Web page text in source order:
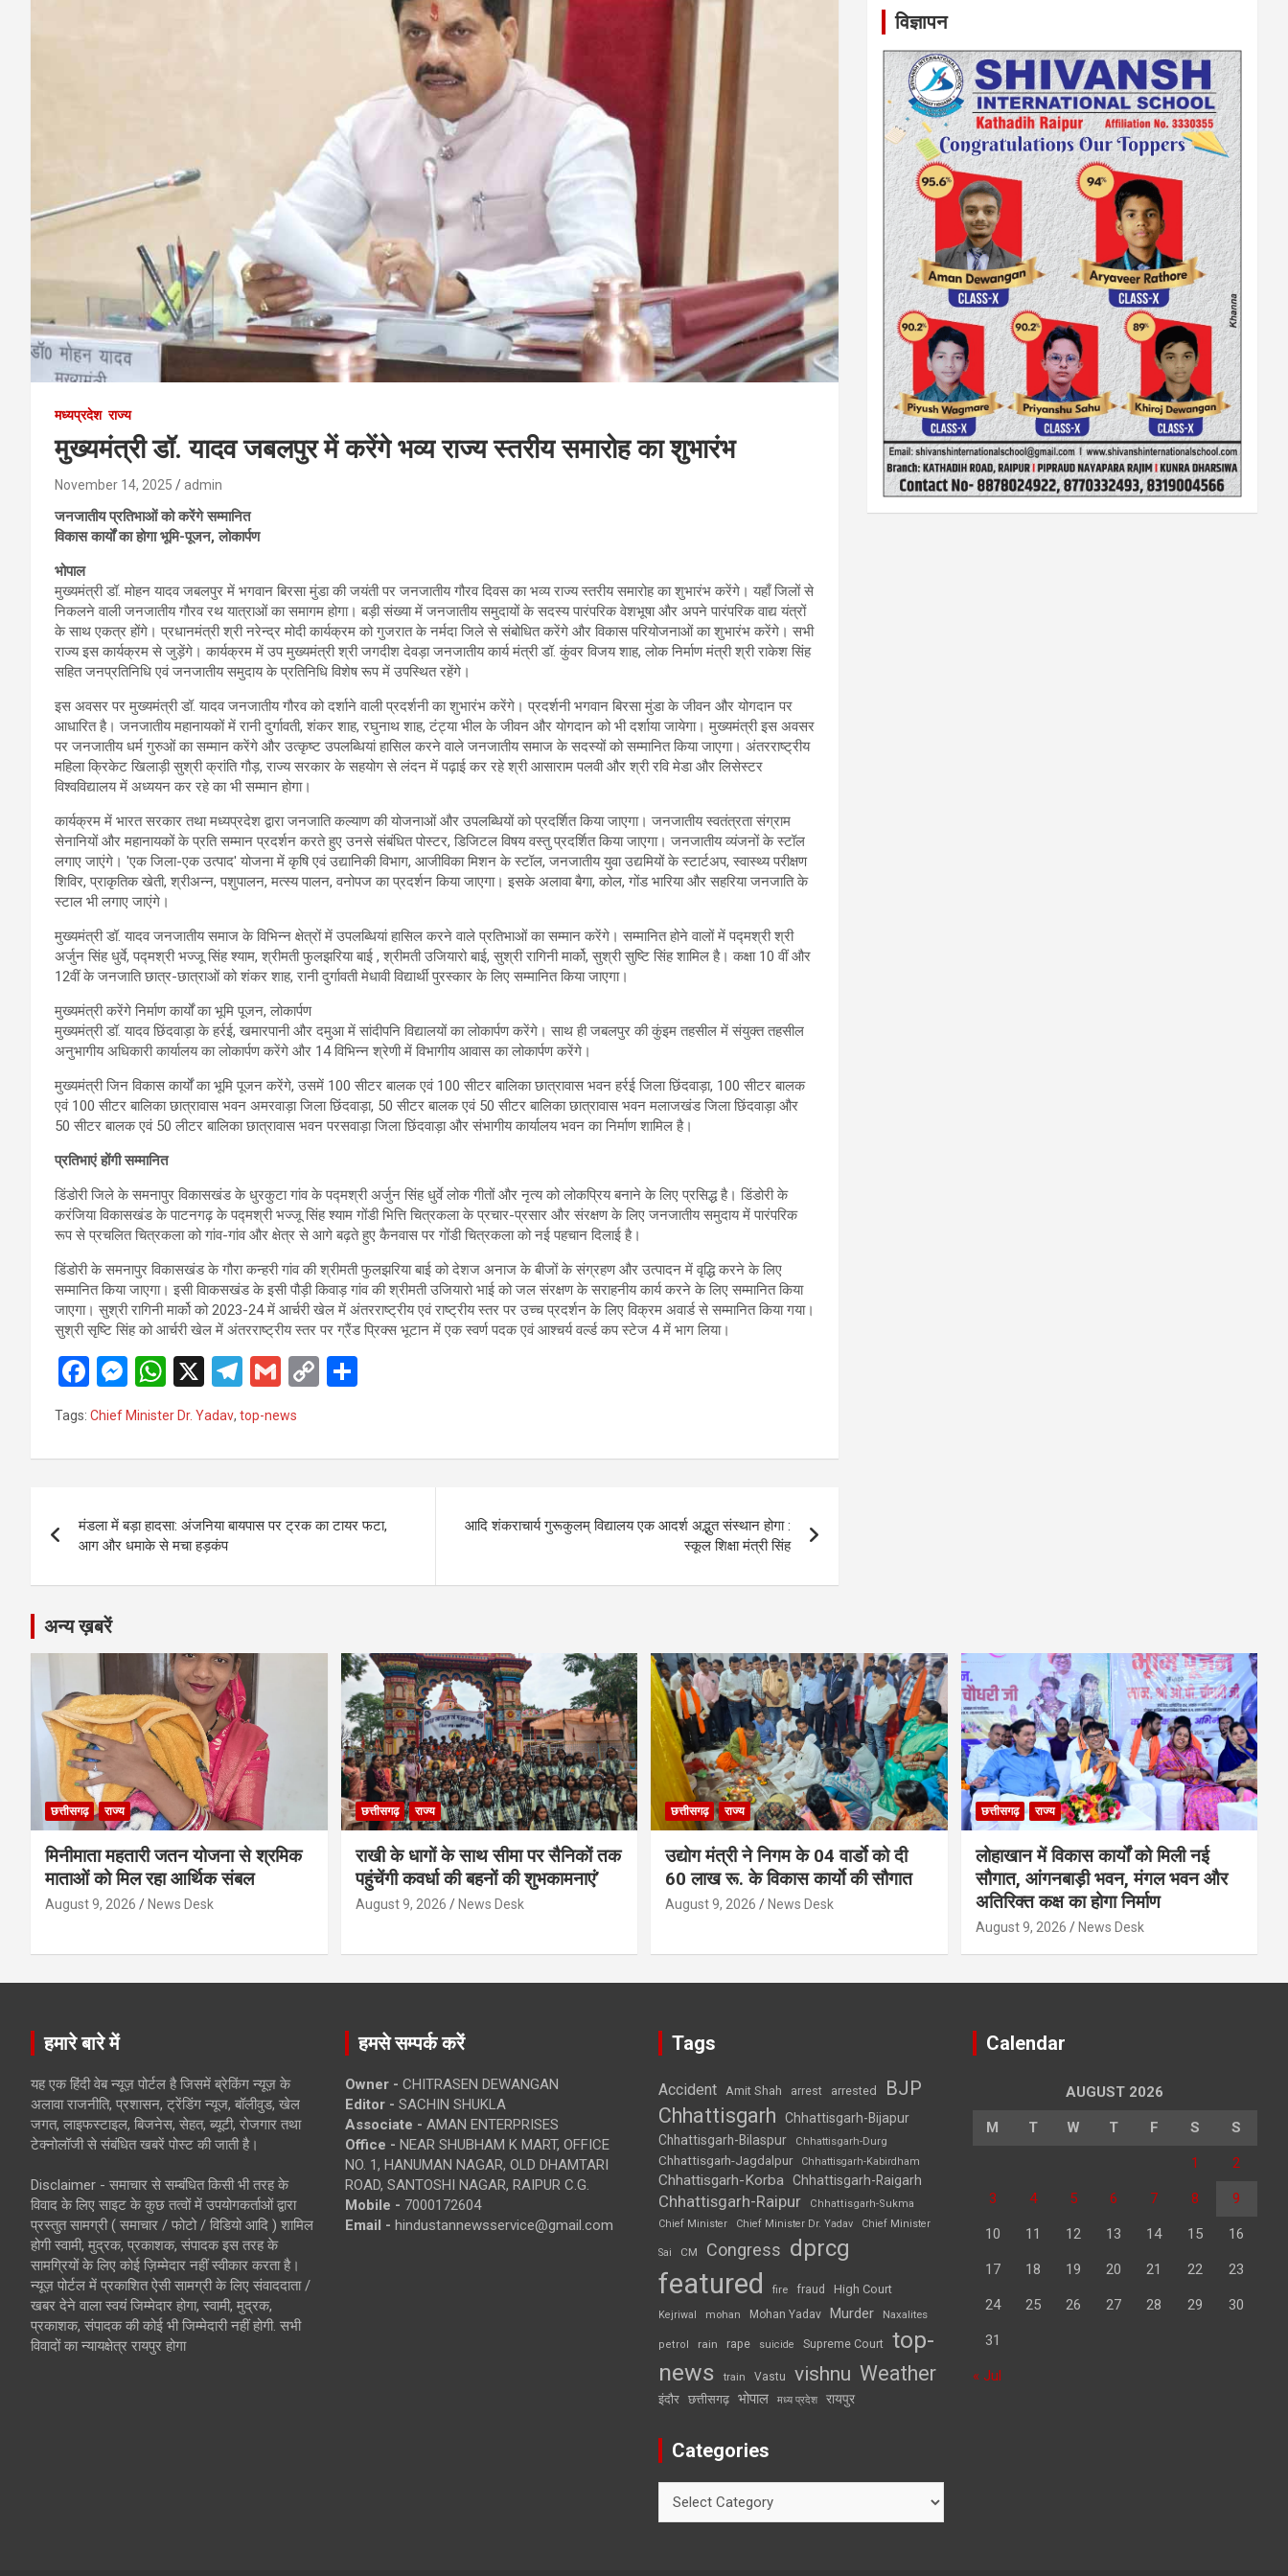
मध्यप्रदेश राज्य
मुख्यमंत्री डॉ. यादव जबलपुर में करेंगे भव्य राज्य स्तरीय समारोह का शुभारंभ
November 14, 2025 admin
जनजातीय प्रतिभाओं को करेंगे सम्मानित
विकास कार्यों का होगा भूमि-पूजन, लोकार्पण
भोपाल
मुख्यमंत्री डॉ. मोहन यादव जबलपुर में भगवान बिरसा मुंडा की जयंती पर जनजातीय गौरव दिवस का भव्य राज्य स्तरीय समारोह का शुभारंभ करेंगे। यहाँ जिलों से
निकलने वाली जनजातीय गौरव रथ यात्राओं का समागम होगा। बड़ी संख्या में जनजातीय समुदायों के सदस्य पारंपरिक वेशभूषा और अपने पारंपरिक वाद्य यंत्रों
के साथ एकत्र होंगे। प्रधानमंत्री श्री नरेन्द्र मोदी कार्यक्रम को गुजरात के नर्मदा जिले से संबोधित करेंगे और विकास परियोजनाओं का शुभारंभ करेंगे। सभी
राज्य इस कार्यक्रम से जुड़ेंगे। कार्यक्रम में उप मुख्यमंत्री श्री जगदीश देवड़ा जनजातीय कार्य मंत्री डॉ. कुंवर विजय शाह, लोक निर्माण मंत्री श्री राकेश सिंह
सहित जनप्रतिनिधि एवं जनजातीय समुदाय के प्रतिनिधि विशेष रूप में उपस्थित रहेंगे।
इस अवसर पर मुख्यमंत्री डॉ. यादव जनजातीय गौरव को दर्शाने वाली प्रदर्शनी का शुभारंभ करेंगे। प्रदर्शनी भगवान बिरसा मुंडा के जीवन और योगदान पर
आधारित है। जनजातीय महानायकों में रानी दुर्गावती, शंकर शाह, रघुनाथ शाह, टंट्या भील के जीवन और योगदान को भी दर्शाया जायेगा। मुख्यमंत्री इस अवसर
पर जनजातीय धर्म गुरुओं का सम्मान करेंगे और उत्कृष्ट उपलब्धियां हासिल करने वाले जनजातीय समाज के सदस्यों को सम्मानित किया जाएगा। अंतरराष्ट्रीय
महिला क्रिकेट खिलाड़ी सुश्री क्रांति गौड़, राज्य सरकार के सहयोग से लंदन में पढ़ाई कर रहे श्री आसाराम पलवी और श्री रवि मेडा और लिसेस्टर
विश्वविद्यालय में अध्ययन कर रहे का भी सम्मान होगा।
कार्यक्रम में भारत सरकार तथा मध्यप्रदेश द्वारा जनजाति कल्याण की योजनाओं और उपलब्धियों को प्रदर्शित किया जाएगा। जनजातीय स्वतंत्रता संग्राम
सेनानियों और महानायकों के प्रति सम्मान प्रदर्शन करते हुए उनसे संबंधित पोस्टर, डिजिटल विषय वस्तु प्रदर्शित किया जाएगा। जनजातीय व्यंजनों के स्टॉल
लगाए जाएंगे। 'एक जिला-एक उत्पाद' योजना में कृषि एवं उद्यानिकी विभाग, आजीविका मिशन के स्टॉल, जनजातीय युवा उद्यमियों के स्टार्टअप, स्वास्थ्य परीक्षण
शिविर, प्राकृतिक खेती, श्रीअन्न, पशुपालन, मत्स्य पालन, वनोपज का प्रदर्शन किया जाएगा। इसके अलावा बैगा, कोल, गोंड भारिया और सहरिया जनजाति के
स्टाल भी लगाए जाएंगे।
मुख्यमंत्री डॉ. यादव जनजातीय समाज के विभिन्न क्षेत्रों में उपलब्धियां हासिल करने वाले प्रतिभाओं का सम्मान करेंगे। सम्मानित होने वालों में पद्मश्री श्री
अर्जुन सिंह धुर्वे, पद्मश्री भज्जू सिंह श्याम, श्रीमती फुलझरिया बाई , श्रीमती उजियारो बाई, सुश्री रागिनी मार्को, सुश्री सुष्टि सिंह शामिल है। कक्षा 10 वीं और
12वीं के जनजाति छात्र-छात्राओं को शंकर शाह, रानी दुर्गावती मेधावी विद्यार्थी पुरस्कार के लिए सम्मानित किया जाएगा।
मुख्यमंत्री करेंगे निर्माण कार्यों का भूमि पूजन, लोकार्पण
मुख्यमंत्री डॉ. यादव छिंदवाड़ा के हर्रई, खमारपानी और दमुआ में सांदीपनि विद्यालयों का लोकार्पण करेंगे। साथ ही जबलपुर की कुंइम तहसील में संयुक्त तहसील
अनुभागीय अधिकारी कार्यालय का लोकार्पण करेंगे और 14 विभिन्न श्रेणी में विभागीय आवास का लोकार्पण करेंगे।
मुख्यमंत्री जिन विकास कार्यों का भूमि पूजन करेंगे, उसमें 100 सीटर बालक एवं 100 सीटर बालिका छात्रावास भवन हर्रई जिला छिंदवाड़ा, 100 सीटर बालक
एवं 100 सीटर बालिका छात्रावास भवन अमरवाड़ा जिला छिंदवाड़ा, 50 सीटर बालक एवं 50 सीटर बालिका छात्रावास भवन मलाजखंड जिला छिंदवाड़ा और
50 सीटर बालक एवं 50 लीटर बालिका छात्रावास भवन परसवाड़ा जिला छिंदवाड़ा और संभागीय कार्यालय भवन का निर्माण शामिल है।
प्रतिभाएं होंगी सम्मानित
डिंडोरी जिले के समनापुर विकासखंड के धुरकुटा गांव के पद्मश्री अर्जुन सिंह धुर्वे लोक गीतों और नृत्य को लोकप्रिय बनाने के लिए प्रसिद्ध है। डिंडोरी के
करंजिया विकासखंड के पाटनगढ़ के पद्मश्री भज्जू सिंह श्याम गोंडी भित्ति चित्रकला के प्रचार-प्रसार और संरक्षण के लिए जनजातीय समुदाय में पारंपरिक
रूप से प्रचलित चित्रकला को गांव-गांव और क्षेत्र से आगे बढ़ते हुए कैनवास पर गोंडी चित्रकला को नई पहचान दिलाई है।
डिंडोरी के समनापुर विकासखंड के गौरा कन्हरी गांव की श्रीमती फुलझरिया बाई को देशज अनाज के बीजों के संग्रहण और उत्पादन में वृद्धि करने के लिए
सम्मानित किया जाएगा। इसी विाकसखंड के इसी पौड़ी किवाड़ गांव की श्रीमती उजियारो भाई को जल संरक्षण के सराहनीय कार्य करने के लिए सम्मानित किया
जाएगा। सुश्री रागिनी मार्को को 2023-24 में आर्चरी खेल में अंतरराष्ट्रीय एवं राष्ट्रीय स्तर पर उच्च प्रदर्शन के लिए विक्रम अवार्ड से सम्मानित किया गया।
सुश्री सृष्टि सिंह को आर्चरी खेल में अंतरराष्ट्रीय स्तर पर ग्रैंड प्रिक्स भूटान में एक स्वर्ण पदक एवं आश्चर्य वर्ल्ड कप स्टेज 4 में भाग लिया।
F
a
ce
b
o
k
M
es
se
n
er
W
h
at
s
p
p
X
T
e
gr
m
G
ail
C
Li
k
e
Tags: Chief Minister Dr. Yadav, top-news
navigation
मंडला में बड़ा हादसा: अंजनिया बायपास पर ट्रक का टायर फटा,
आग और धमाके से मचा हड़कंप
आदि शंकराचार्य गुरूकुलम् विद्यालय एक आदर्श अद्भुत संस्थान होगा :
स्कूल शिक्षा मंत्री सिंह
विज्ञापन
अन्य ख़बरें
छत्तीसगढ़ राज्य
मिनीमाता महतारी जतन योजना से श्रमिक
माताओं को मिल रहा आर्थिक संबल
August 9, 2026 News Desk
छत्तीसगढ़ राज्य
राखी के धागों के साथ सीमा पर सैनिकों तक
पहुंचेंगी कवर्धा की बहनों की शुभकामनाएं’
August 9, 2026 News Desk
छत्तीसगढ़ राज्य
उद्योग मंत्री ने निगम के 04 वार्डाे को दी
60 लाख रू. के विकास कार्याे की सौगात
August 9, 2026 News Desk
छत्तीसगढ़ राज्य
लोहाखान में विकास कार्यों को मिली नई
सौगात, आंगनबाड़ी भवन, मंगल भवन और
अतिरिक्त कक्ष का होगा निर्माण
August 9, 2026 News Desk
हमारे बारे में
यह एक हिंदी वेब न्यूज़ पोर्टल है जिसमें ब्रेकिंग न्यूज़ के
अलावा राजनीति, प्रशासन, ट्रेंडिंग न्यूज, बॉलीवुड, खेल
जगत, लाइफस्टाइल, बिजनेस, सेहत, ब्यूटी, रोजगार तथा
टेक्नोलॉजी से संबंधित खबरें पोस्ट की जाती है।
Disclaimer - समाचार से सम्बंधित किसी भी तरह के
विवाद के लिए साइट के कुछ तत्वों में उपयोगकर्ताओं द्वारा
प्रस्तुत सामग्री ( समाचार / फोटो / विडियो आदि ) शामिल
होगी स्वामी, मुद्रक, प्रकाशक, संपादक इस तरह के
सामग्रियों के लिए कोई ज़िम्मेदार नहीं स्वीकार करता है।
न्यूज़ पोर्टल में प्रकाशित ऐसी सामग्री के लिए संवाददाता /
खबर देने वाला स्वयं जिम्मेदार होगा, स्वामी, मुद्रक,
प्रकाशक, संपादक की कोई भी जिम्मेदारी नहीं होगी. सभी
विवादों का न्यायक्षेत्र रायपुर होगा
हमसे सम्पर्क करें
Owner - CHITRASEN DEWANGAN
Editor - SACHIN SHUKLA
Associate - AMAN ENTERPRISES
Office - NEAR SHUBHAM K MART, OFFICE
NO. 1, HANUMAN NAGAR, OLD DHAMTARI
ROAD, SANTOSHI NAGAR, RAIPUR C.G.
Mobile - 7000172604
Email - hindustannewsservice@gmail.com
Tags
Accident Amit Shah arrest arrested BJP
Chhattisgarh
Chhattisgarh-Bijapur
Chhattisgarh-Bilaspur
Chhattisgarh-Durg
Chhattisgarh-Jagdalpur Chhattisgarh-Kabirdham
Chhattisgarh-Korba Chhattisgarh-Raigarh
Chhattisgarh-Raipur
Chhattisgarh-Sukma
Chief Minister
Chief Minister Dr. Yadav Chief Minister
Sai CM Congress dprcg
featured fire fraud High Court
Kejriwal mohan Mohan Yadav Murder Naxalites
petrol rain rape suicide Supreme Court top-
news
train Vastu vishnu Weather
इंदौर छत्तीसगढ़ भोपाल मध्य प्रदेश रायपुर
Categories
Calendar
AUGUST 2026
M T W T F S S
1 2
3 4 5 6 7 8 9
10 11 12 13 14 15 16
17 18 19 20 21 22 23
24 25 26 27 28 29 30
31
« Jul